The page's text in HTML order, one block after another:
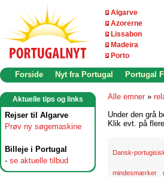
Algarve
Azorerne
Lissabon
Madeira
Porto
Forside Nyt fra Portugal Portugal
Aktuelle tips og links
Rejser til Algarve
Prøv ny søgemaskine
Billeje i Portugal
- se aktuelle tilbud
Alle emner »
Under den grå
Klik evt. på
Dansk-
mindesmærker